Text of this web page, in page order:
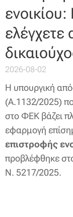
ελέγχετε
2026-08-02
Η υπουργική
(Α.1132/2025)
στο ΦΕΚ βάζει
εφαρμογή
επιστροφής
προβλέφθηκε
Ν. 5217/2025.